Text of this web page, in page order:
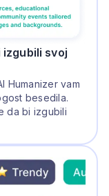
svoj
Humanizer vam
besedila.
da bi izgubili